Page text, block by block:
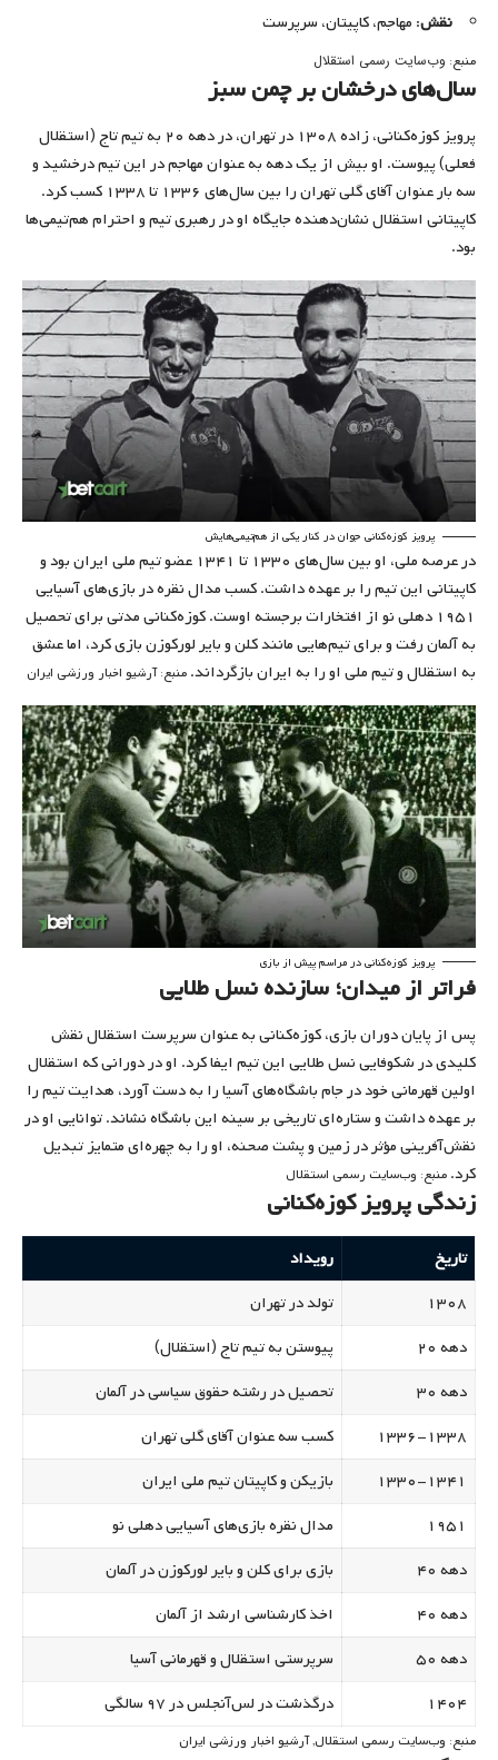
نقش: مهاجم، کاپیتان، سرپرست
منبع: وب‌سایت رسمی استقلال
سال‌های درخشان بر چمن سبز
پرویز کوزه‌کنانی، زاده ۱۳۰۸ در تهران، در دهه ۲۰ به تیم تاج (استقلال
فعلی) پیوست. او بیش از یک دهه به عنوان مهاجم در این تیم درخشید و
سه بار عنوان آقای گلی تهران را بین سال‌های ۱۳۳۶ تا ۱۳۳۸ کسب کرد.
کاپیتانی استقلال نشان‌دهنده جایگاه او در رهبری تیم و احترام هم‌تیمی‌ها
بود.
پرویز کوزه‌کنانی جوان در کنار یکی از هم‌تیمی‌هایش
در عرصه ملی، او بین سال‌های ۱۳۳۰ تا ۱۳۴۱ عضو تیم ملی ایران بود و
کاپیتانی این تیم را بر عهده داشت. کسب مدال نقره در بازی‌های آسیایی
۱۹۵۱ دهلی نو از افتخارات برجسته اوست. کوزه‌کنانی مدتی برای تحصیل
به آلمان رفت و برای تیم‌هایی مانند کلن و بایر لورکوزن بازی کرد، اما عشق
به استقلال و تیم ملی او را به ایران بازگرداند. منبع: آرشیو اخبار ورزشی ایران
پرویز کوزه‌کنانی در مراسم پیش از بازی
فراتر از میدان؛ سازنده نسل طلایی
پس از پایان دوران بازی، کوزه‌کنانی به عنوان سرپرست استقلال نقش
کلیدی در شکوفایی نسل طلایی این تیم ایفا کرد. او در دورانی که استقلال
اولین قهرمانی خود در جام باشگاه‌های آسیا را به دست آورد، هدایت تیم را
بر عهده داشت و ستاره‌ای تاریخی بر سینه این باشگاه نشاند. توانایی او در
نقش‌آفرینی مؤثر در زمین و پشت صحنه، او را به چهره‌ای متمایز تبدیل
کرد. منبع: وب‌سایت رسمی استقلال
زندگی پرویز کوزه‌کنانی
تاریخ
رویداد
۱۳۰۸
تولد در تهران
دهه ۲۰
پیوستن به تیم تاج (استقلال)
دهه ۳۰
تحصیل در رشته حقوق سیاسی در آلمان
۱۳۳۶-۱۳۳۸
کسب سه عنوان آقای گلی تهران
۱۳۳۰-۱۳۴۱
بازیکن و کاپیتان تیم ملی ایران
۱۹۵۱
مدال نقره بازی‌های آسیایی دهلی نو
دهه ۴۰
بازی برای کلن و بایر لورکوزن در آلمان
دهه ۴۰
اخذ کارشناسی ارشد از آلمان
دهه ۵۰
سرپرستی استقلال و قهرمانی آسیا
۱۴۰۴
درگذشت در لس‌آنجلس در ۹۷ سالگی
منبع: وب‌سایت رسمی استقلال, آرشیو اخبار ورزشی ایران